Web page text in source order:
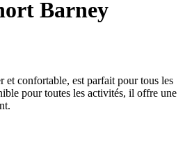
Barney
et confortable, est parfait pour tous les
pour toutes les activités, il offre une